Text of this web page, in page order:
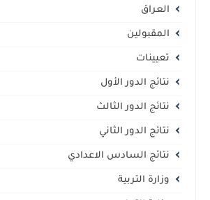
العراق
المقبولين
تعيينات
نتائج الدور الأول
نتائج الدور الثالث
نتائج الدور الثاني
نتائج السادس الاعدادي
وزارة التربية